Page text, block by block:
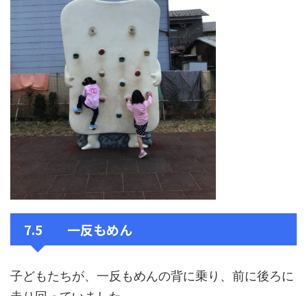
7.5 一反もめん
子どもたちが、一反もめんの背に乗り、前に後ろに